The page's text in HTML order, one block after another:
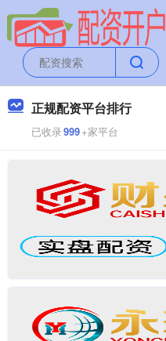
正规配资平台排行
已收录999+家平台